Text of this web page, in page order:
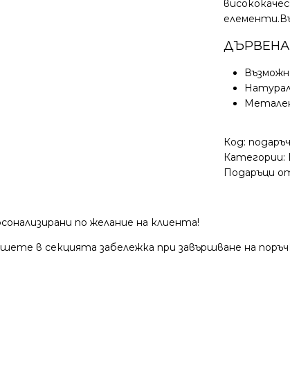
ДЪРВЕНА
Код:
Категории:
Подаръци
по желание на клиента!
в секцията забележка при завършване на